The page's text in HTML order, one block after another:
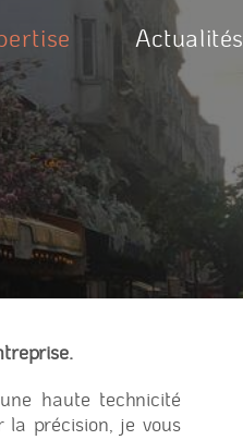
Actualités
haute technicité
précision, je vous